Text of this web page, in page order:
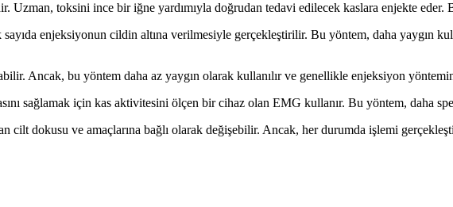
toksini ince bir iğne yardımıyla doğrudan tedavi edilecek kaslara enjekte eder.
enjeksiyonun cildin altına verilmesiyle gerçekleştirilir. Bu yöntem, daha yaygın
Ancak, bu yöntem daha az yaygın olarak kullanılır ve genellikle enjeksiyon
sağlamak için kas aktivitesini ölçen bir cihaz olan EMG kullanır. Bu yöntem, daha
cilt dokusu ve amaçlarına bağlı olarak değişebilir. Ancak, her durumda işlemi